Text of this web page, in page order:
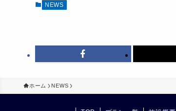
NEWS
ホーム NEWS